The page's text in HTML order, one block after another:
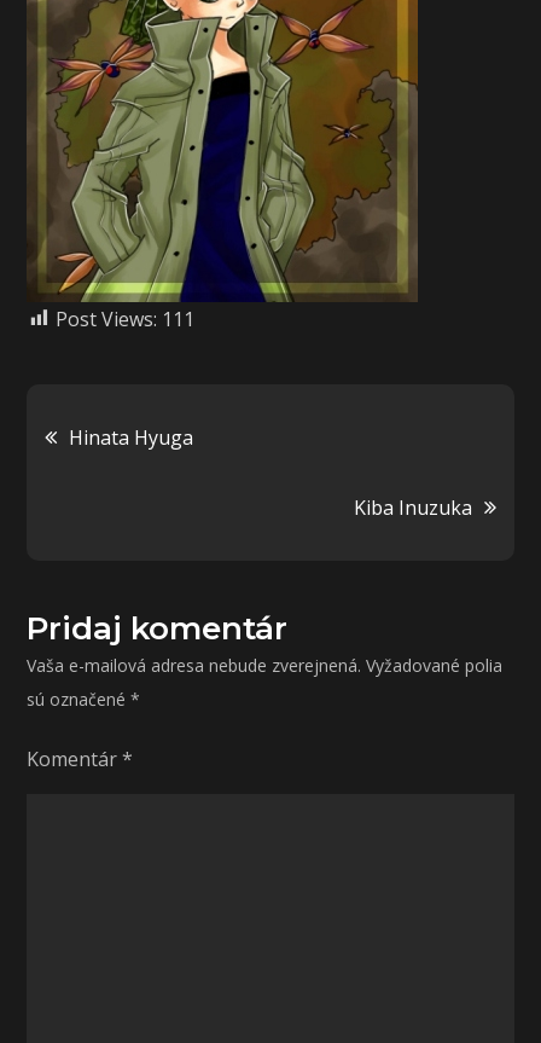
Post Views: 111
Navigácia
Hinata Hyuga
Kiba Inuzuka
Pridaj komentár
Vaša e-mailová adresa nebude zverejnená. Vyžadované polia
sú označené*
Komentár*